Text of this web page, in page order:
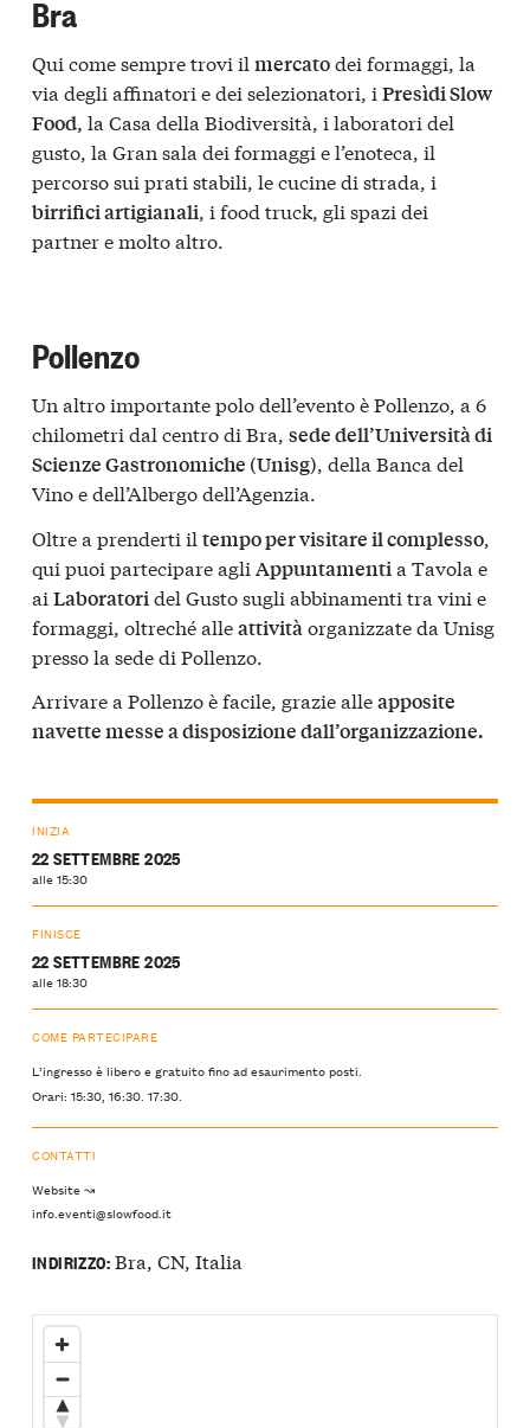
Bra
Qui come sempre trovi il mercatodei formaggi, la
via degli affinatori e dei selezionatori, i Presìdi Slow
Food, la Casa della Biodiversità, i laboratori del
gusto, la Gran sala dei formaggi e l’enoteca, il
percorso sui prati stabili, le cucine di strada, i
birrifici artigianali, i food truck, gli spazi dei
partner e molto altro.
Pollenzo
Un altro importante polo dell’evento è Pollenzo, a 6
chilometri dal centro di Bra, sede dell’Università di
Scienze Gastronomiche (Unisg), della Banca del
Vino e dell’Albergo dell’Agenzia.
Oltre a prenderti il tempo per visitare il complesso
qui puoi partecipare agli Appuntamenti a Tavola e
ai Laboratori del Gusto sugli abbinamenti tra vini e
formaggi, oltreché alleattività organizzate da Unisg
presso la sede di Pollenzo.
Arrivare a Pollenzo è facile, grazie alleapposite
navette messe a disposizione dall’organizzazione.
INIZIA
22 SETTEMBRE 2025
alle 15:30
FINISCE
22 SETTEMBRE 2025
alle 18:30
COME PARTECIPARE
L’ingresso è libero e gratuito fino ad esaurimento posti.
Orari: 15:30, 16:30. 17:30.
CONTATTI
Website ↝
info.eventi@slowfood.it
INDIRIZZO:Bra, CN, Italia